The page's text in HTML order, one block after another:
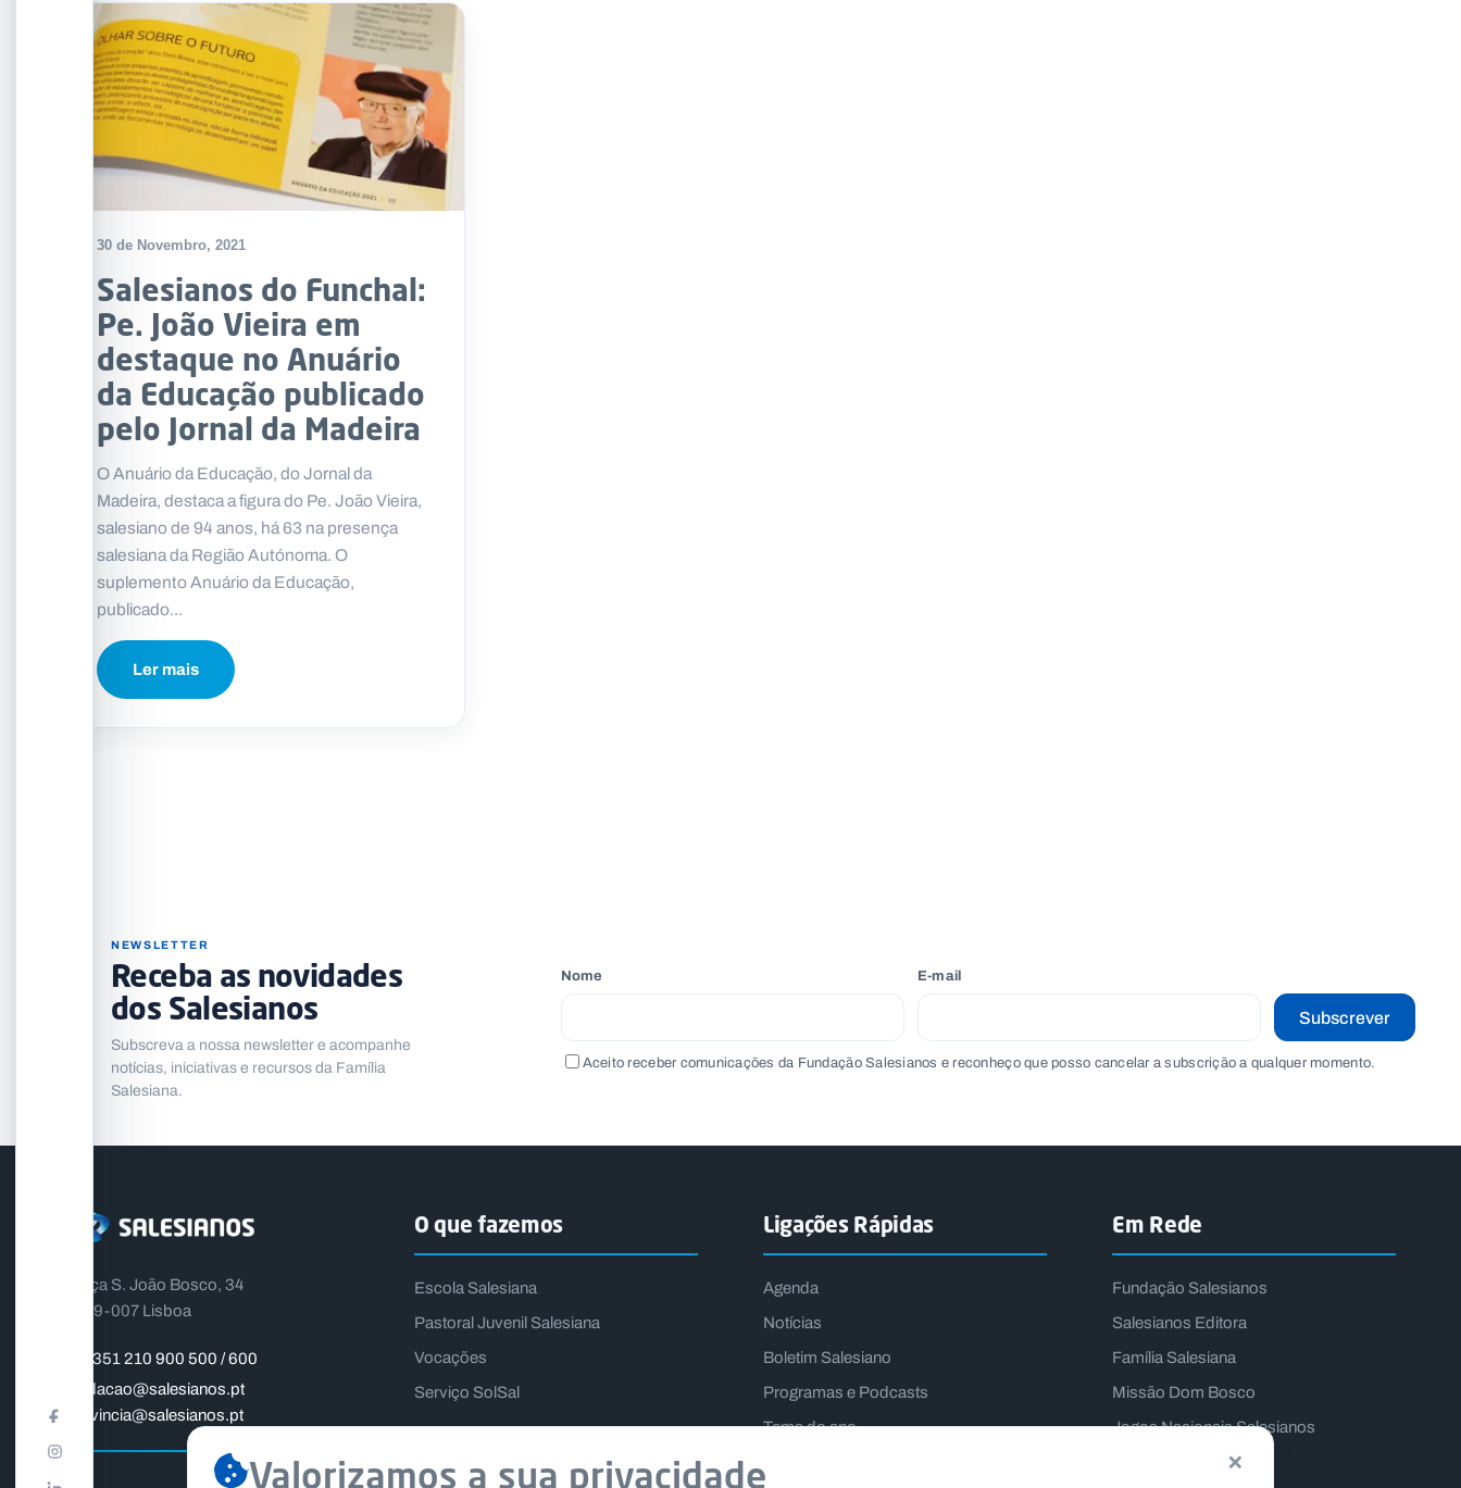
30 de Novembro, 2021
Salesianos do Funchal:
Pe. João Vieira em
destaque no Anuário
da Educação publicado
pelo Jornal da Madeira
O Anuário da Educação, do Jornal da
Madeira, destaca a figura do Pe. João Vieira,
salesiano de 94 anos, há 63 na presença
salesiana da Região Autónoma. O
suplemento Anuário da Educação,
publicado...
Ler mais
NEWSLETTER
Receba as novidades
dos Salesianos
Subscreva a nossa newsletter e acompanhe
notícias, iniciativas e recursos da Família
Salesiana.
Nome E-mail
Aceito receber comunicações da Fundação Salesianos e reconheço que posso cancelar a subscrição a qualquer momento.
Subscrever
Praça S. João Bosco, 34
1399-007 Lisboa
+351 210 900 500 / 600
fundacao@salesianos.pt
provincia@salesianos.pt
O que fazemos
Escola Salesiana
Pastoral Juvenil Salesiana
Vocações
Serviço SolSal
Ligações Rápidas
Agenda
Notícias
Boletim Salesiano
Programas e Podcasts
Tema do ano
Em Rede
Fundação Salesianos
Salesianos Editora
Família Salesiana
Missão Dom Bosco
Jogos Nacionais Salesianos
×
Valorizamos a sua privacidade